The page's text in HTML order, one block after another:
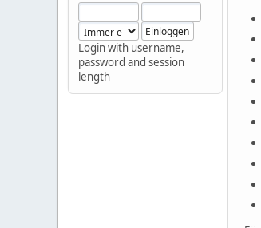
Login with username,
password and session
length